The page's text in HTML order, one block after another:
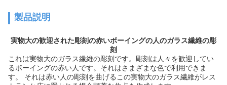
製品説明
実物大の歓迎された彫刻の赤いボーイングの人のガラス繊維の彫
刻
これは実物大のガラス繊維の彫刻です。彫刻は人々を歓迎してい
るボーイングの赤い人です。それはさまざまな色で利用できま
す。 それは赤い人の彫刻を曲げるこの実物大のガラス繊維がレス